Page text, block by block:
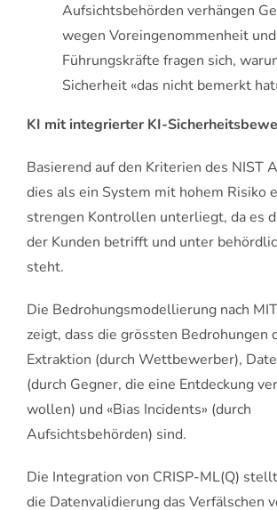
Aufsichtsbehörden verhängen
wegen Voreingenommenheit und
Führungskräfte fragen sich,
Sicherheit «das nicht bemerkt
KI mit integrierter KI-
Basierend auf den Kriterien des NIST
dies als ein System mit hohem Risiko
strengen Kontrollen unterliegt, da es
der Kunden betrifft und unter
steht.
Die Bedrohungsmodellierung nach
zeigt, dass die grössten Bedrohungen
Extraktion (durch Wettbewerber),
(durch Gegner, die eine Entdeckung
wollen) und «Bias Incidents» (durch
Aufsichtsbehörden) sind.
Die Integration von CRISP-ML(Q)
die Datenvalidierung das Verfälschen